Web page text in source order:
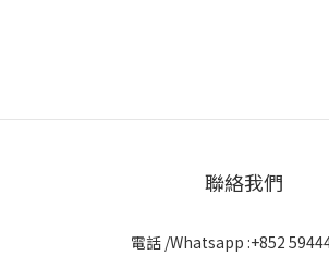
聯絡我們
電話 /Whatsapp :+852